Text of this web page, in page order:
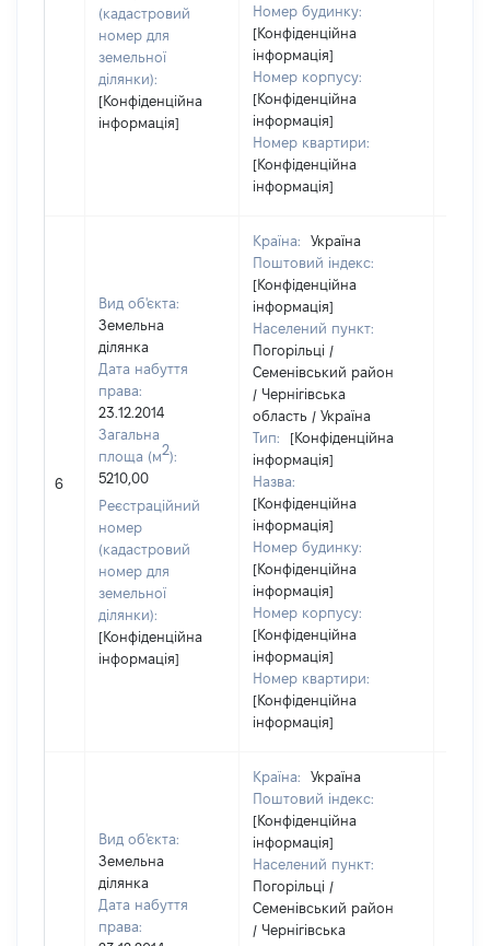
(кадастровий
номер для
земельної
ділянки):
[Конфіденційна
інформація]
Номер будинку:
[Конфіденційна
інформація]
Номер корпусу:
[Конфіденційна
інформація]
Номер квартири:
[Конфіденційна
інформація]
6
Вид об'єкта:
Земельна
ділянка
Дата набуття
права:
23.12.2014
Загальна
площа (м2):
5210,00
Реєстраційний
номер
(кадастровий
номер для
земельної
ділянки):
[Конфіденційна
інформація]
Країна:
Україна
Поштовий індекс:
[Конфіденційна
інформація]
Населений пункт:
Погорільці /
Семенівський район
/ Чернігівська
область / Україна
Тип:
[Конфіденційна
інформація]
Назва:
[Конфіденційна
інформація]
Номер будинку:
[Конфіденційна
інформація]
Номер корпусу:
[Конфіденційна
інформація]
Номер квартири:
[Конфіденційна
інформація]
Вид об'єкта:
Земельна
ділянка
Дата набуття
права:
Країна:
Україна
Поштовий індекс:
[Конфіденційна
інформація]
Населений пункт:
Погорільці /
Семенівський район
/ Чернігівська